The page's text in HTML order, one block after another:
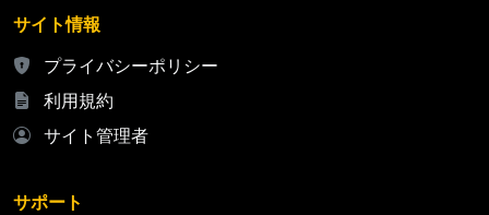
サイト情報
プライバシーポリシー
利用規約
サイト管理者
サポート